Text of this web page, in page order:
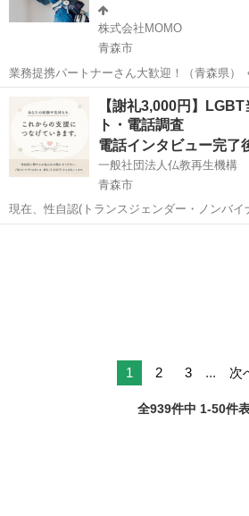
株式会社MOMO
青森市
業務提携パートナーさん大歓迎！（青森県） くらしお助け隊では、青
森県内でエアコン工事ができる協力パートナ
ます。 個人事業主の方、兼業の方、法人の
■ お仕事の内容...
その他 スキマ時間
【謝礼3,000円】
ト・電話調査
電話インタビュー完了
一般社団法人仏教再生機構
青森市
現在、性自認(トランスジェンダー・ノンバイ
を抱えながら生活されている方を対象に、ア
1 2 3 ... 次
全939件中 1-50件